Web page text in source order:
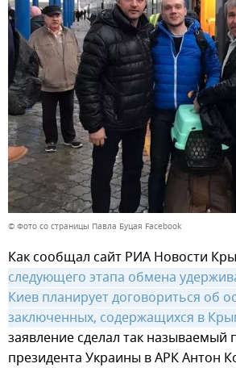
© Фото со страницы Павла Буцая Facebook
Как сообщал сайт РИА Новости
следующего этапа обмена
Киев планирует договориться об
заключенных, содержащихся в
заявление сделал так называемый
президента Украины в АРК Антон